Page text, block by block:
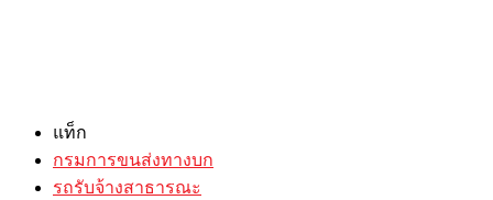
แท็ก
กรมการขนส่งทางบก
รถรับจ้างสาธารณะ